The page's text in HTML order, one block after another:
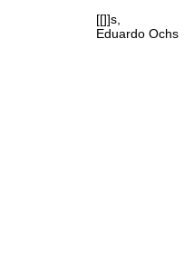
[[]]s,
Eduardo Ochs